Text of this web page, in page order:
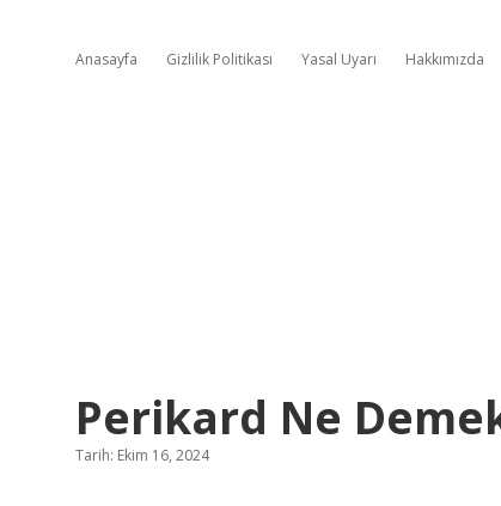
Anasayfa Gizlilik Politikası Yasal Uyarı Hakkımızda
Perikard Ne
Tarih: Ekim 16, 2024